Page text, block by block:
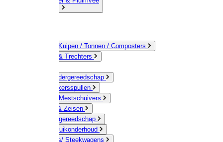
Emmers / Kuipen / Tonnen / Composters
Jerrycans & Trechters
Hand-/ Kindergereedschap
Stratenmakersspullen
Sneeuw- / Mestschuivers
Baggeren & Zeisen
Elektrisch gereedschap
Boom / Struikonderhoud
Kruiwagens/ Steekwagens